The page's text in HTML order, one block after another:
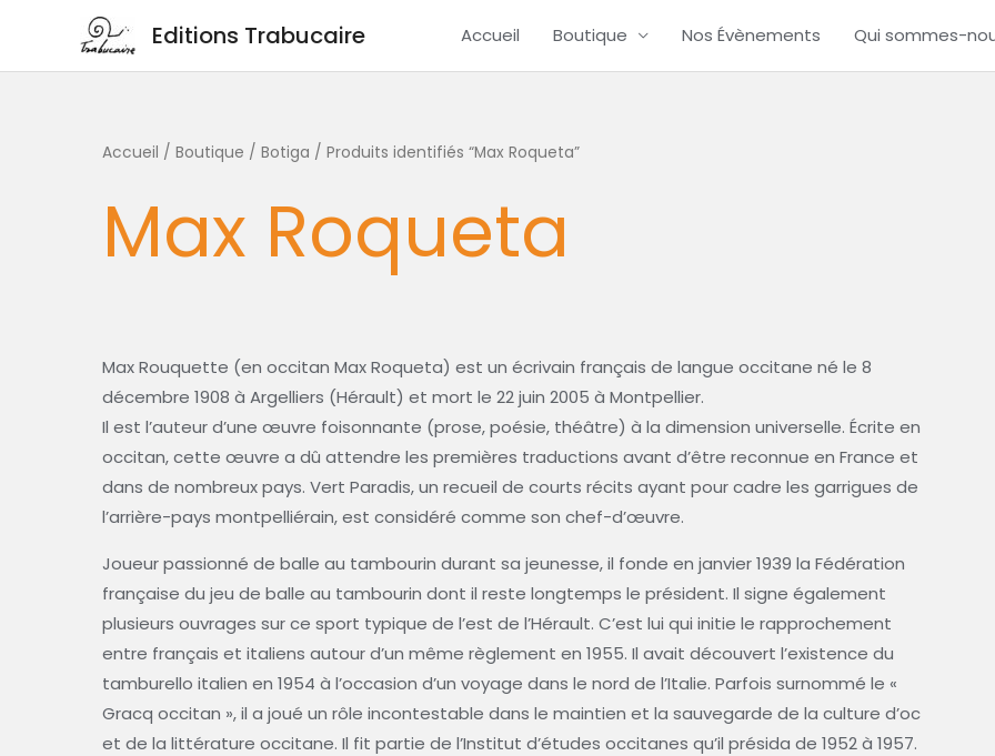
contenu
Editions Trabucaire Accueil Boutique Nos Évènements Qui sommes-
Accueil / Boutique / Botiga / Produits identifiés “Max Roqueta”
Max Roqueta
Max Rouquette (en occitan Max Roqueta) est un écrivain français de langue occitane né le 8
décembre 1908 à Argelliers (Hérault) et mort le 22 juin 2005 à Montpellier.
Il est l’auteur d’une œuvre foisonnante (prose, poésie, théâtre) à la dimension universelle. Écrite en
occitan, cette œuvre a dû attendre les premières traductions avant d’être reconnue en France et
dans de nombreux pays. Vert Paradis, un recueil de courts récits ayant pour cadre les garrigues de
l’arrière-pays montpelliérain, est considéré comme son chef-d’œuvre.
Joueur passionné de balle au tambourin durant sa jeunesse, il fonde en janvier 1939 la Fédération
française du jeu de balle au tambourin dont il reste longtemps le président. Il signe également
plusieurs ouvrages sur ce sport typique de l’est de l’Hérault. C’est lui qui initie le rapprochement
entre français et italiens autour d’un même règlement en 1955. Il avait découvert l’existence du
tamburello italien en 1954 à l’occasion d’un voyage dans le nord de l’Italie. Parfois surnommé le «
Gracq occitan », il a joué un rôle incontestable dans le maintien et la sauvegarde de la culture d’oc
et de la littérature occitane. Il fit partie de l’Institut d’études occitanes qu’il présida de 1952 à 1957.
Trié
du
au
plus
ancien